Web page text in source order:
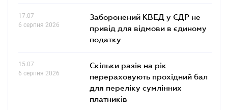
17.07
6 серпня 2026
Заборонений КВЕД у ЄДР не
привід для відмови в єдиному
податку
15.07
6 серпня 2026
Скільки разів на рік
перераховують прохідний бал
для переліку сумлінних
платників